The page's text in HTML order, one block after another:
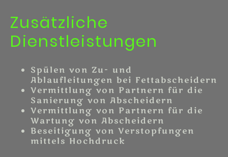
Zusätzliche
Dienstleistungen
Spülen von Zu- und
Ablaufleitungen bei Fettabscheidern
Vermittlung von Partnern für die
Sanierung von Abscheidern
Vermittlung von Partnern für die
Wartung von Abscheidern
Beseitigung von Verstopfungen
mittels Hochdruck